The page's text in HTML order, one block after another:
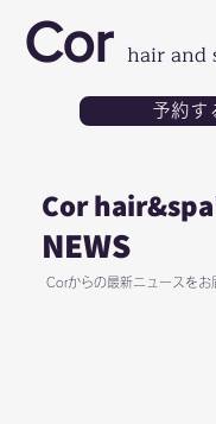
Cor hair and
予約す
Cor
NEWS
Corからの最新ニュースを